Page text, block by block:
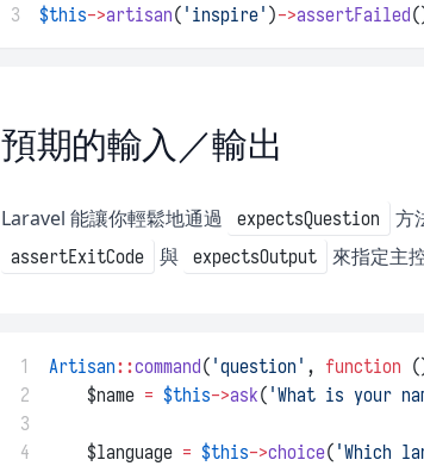
3
$this->artisan( 'inspire' )->assertFailed
預期的輸入／輸出
Laravel 能讓你輕鬆地通過 expectsQuestion 方
assertExitCode 與 expectsOutput 來指定主
1 Artisan::command( 'question' , function
2
    $name
= $this->ask( 'What is your
3
4
    $language
= $this->choice( 'Which